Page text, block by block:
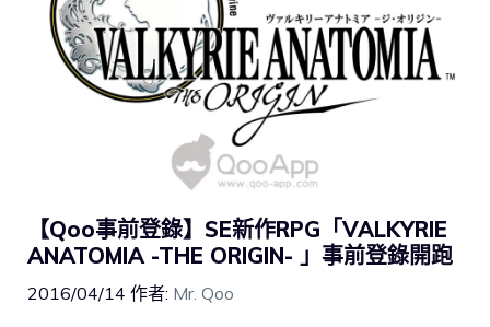
【Qoo事前登錄】SE新作RPG「VALKYRIE
ANATOMIA -THE ORIGIN- 」事前登錄開跑
2016/04/14 作者: Mr. Qoo